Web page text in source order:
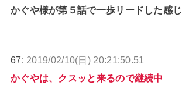
かぐや様が第５話で一歩リードした感じ
67: 2019/02/10(日) 20:21:50.51
かぐやは、クスッと来るので継続中